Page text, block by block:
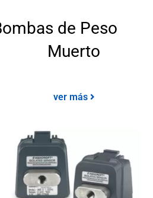
de Peso
Muerto
ver más